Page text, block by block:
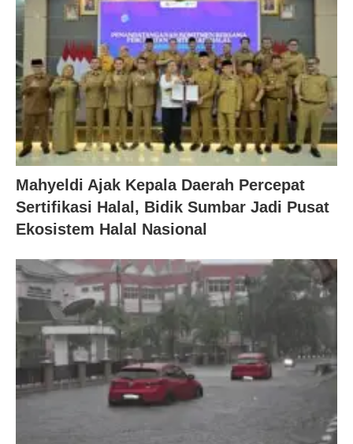
Mahyeldi Ajak Kepala Daerah Percepat
Sertifikasi Halal, Bidik Sumbar Jadi Pusat
Ekosistem Halal Nasional